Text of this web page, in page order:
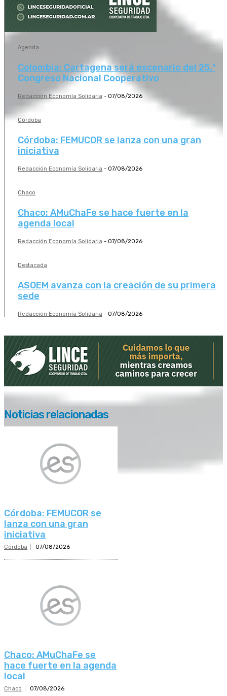
Agenda
Colombia: Cartagena será escenario del 25.º
Congreso Nacional Cooperativo
Redacción Economía Solidaria - 07/08/2026
Córdoba
Córdoba: FEMUCOR se lanza con una gran
iniciativa
Redacción Economía Solidaria - 07/08/2026
Chaco
Chaco: AMuChaFe se hace fuerte en la
agenda local
Redacción Economía Solidaria - 07/08/2026
Destacada
ASOEM avanza con la creación de su primera
sede
Redacción Economía Solidaria - 07/08/2026
Noticias relacionadas
Córdoba: FEMUCOR se
lanza con una gran
iniciativa
Córdoba 07/08/2026
Chaco: AMuChaFe se
hace fuerte en la agenda
local
Chaco 07/08/2026